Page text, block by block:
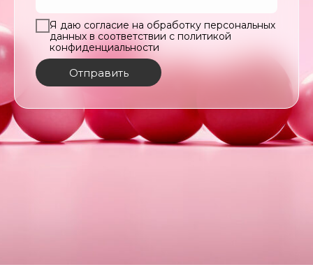
Я даю согласие на обработку персональных
данных в соответствии с политикой
конфиденциальности
Отправить